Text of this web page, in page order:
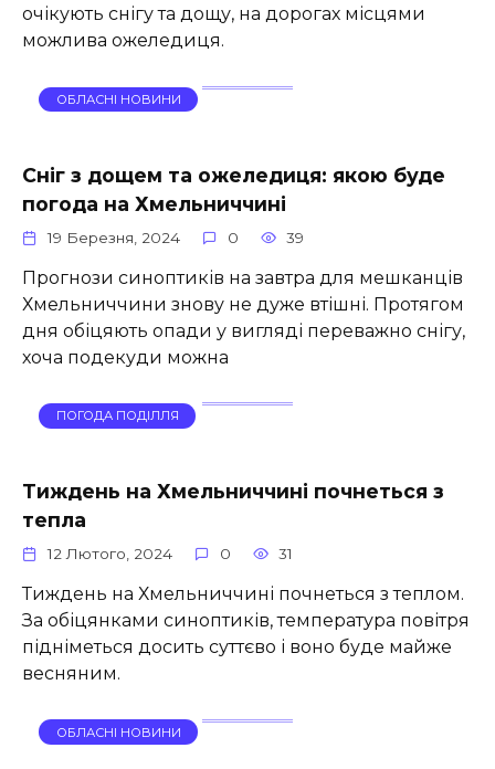
очікують снігу та дощу, на дорогах місцями
можлива ожеледиця.
ОБЛАСНІ НОВИНИ
Сніг з дощем та ожеледиця: якою буде
погода на Хмельниччині
19 Березня, 2024 0 39
Прогнози синоптиків на завтра для мешканців
Хмельниччини знову не дуже втішні. Протягом
дня обіцяють опади у вигляді переважно снігу,
хоча подекуди можна
ПОГОДА ПОДІЛЛЯ
Тиждень на Хмельниччині почнеться з
тепла
12 Лютого, 2024 0 31
Тиждень на Хмельниччині почнеться з теплом.
За обіцянками синоптиків, температура повітря
підніметься досить суттєво і воно буде майже
весняним.
ОБЛАСНІ НОВИНИ